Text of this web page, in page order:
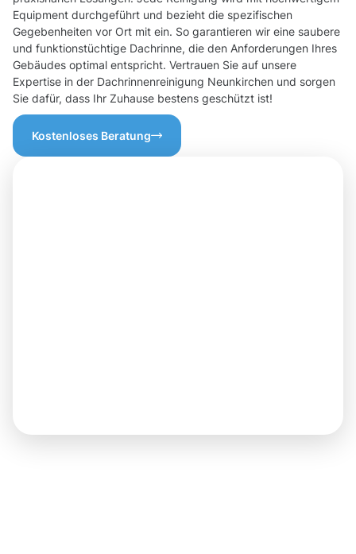
Equipment durchgeführt und bezieht die spezifischen
Gegebenheiten vor Ort mit ein. So garantieren wir eine saubere
und funktionstüchtige Dachrinne, die den Anforderungen Ihres
Gebäudes optimal entspricht. Vertrauen Sie auf unsere
Expertise in der Dachrinnenreinigung Neunkirchen und sorgen
Sie dafür, dass Ihr Zuhause bestens geschützt ist!
Kostenloses Beratung